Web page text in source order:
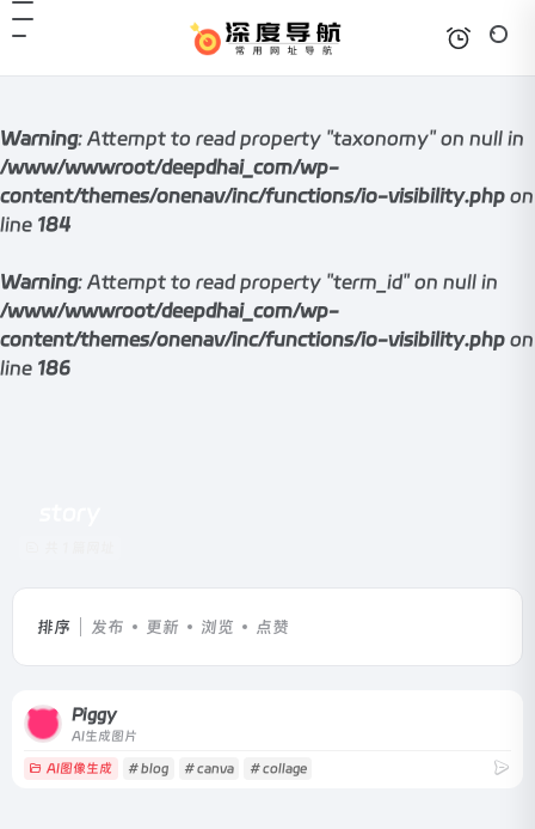
Warning: Attempt to read property "taxonomy" on null in
/www/wwwroot/deepdhai_com/wp-
content/themes/onenav/inc/functions/io-visibility.php on
line 184
Warning: Attempt to read property "term_id" on null in
/www/wwwroot/deepdhai_com/wp-
content/themes/onenav/inc/functions/io-visibility.php on
line 186
排序 发布 更新 浏览 点赞
Piggy
AI生成图片
AI图像生成 # blog # canva # collage